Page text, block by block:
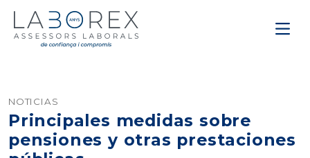
NOTICIAS
Principales medidas sobre
pensiones y otras prestaciones